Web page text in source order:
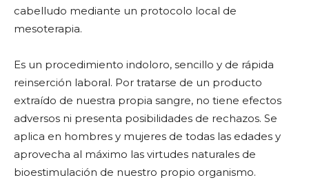
cabelludo mediante un protocolo local de
mesoterapia.
Es un procedimiento indoloro, sencillo y de rápida
reinserción laboral. Por tratarse de un producto
extraído de nuestra propia sangre, no tiene efectos
adversos ni presenta posibilidades de rechazos. Se
aplica en hombres y mujeres de todas las edades y
aprovecha al máximo las virtudes naturales de
bioestimulación de nuestro propio organismo.